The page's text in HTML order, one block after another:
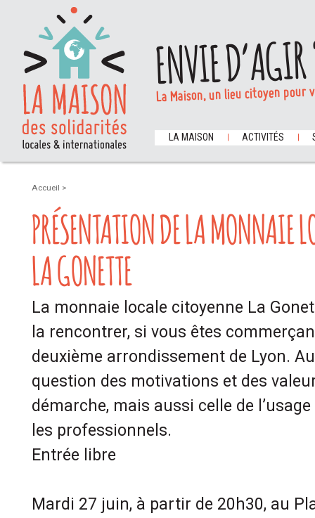
ENVIE
La Maison, un lieu citoyen
LA MAISON ACTIVITÉS
Accueil >
PRÉSENTATION DE LA MONNAIE
LA GONETTE
La monnaie locale citoyenne La
la rencontrer, si vous êtes
deuxième arrondissement de Lyon.
question des motivations et des
démarche, mais aussi celle de
les professionnels.
Entrée libre
Mardi 27 juin, à partir de 20h30, au